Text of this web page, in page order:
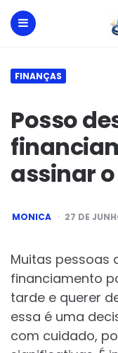
FINANÇAS
Posso
assinar
POSTED
BY
MONICA 27 DE
Muitas pessoas
financiamento
tarde e querer
essa é uma
com cuidado,